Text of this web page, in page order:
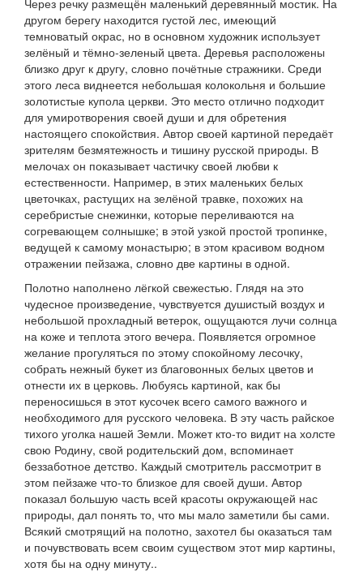
Через речку размещён маленький деревянный мостик. На
другом берегу находится густой лес, имеющий
темноватый окрас, но в основном художник использует
зелёный и тёмно-зеленый цвета. Деревья расположены
близко друг к другу, словно почётные стражники. Среди
этого леса виднеется небольшая колокольня и большие
золотистые купола церкви. Это место отлично подходит
для умиротворения своей души и для обретения
настоящего спокойствия. Автор своей картиной передаёт
зрителям безмятежность и тишину русской природы. В
мелочах он показывает частичку своей любви к
естественности. Например, в этих маленьких белых
цветочках, растущих на зелёной травке, похожих на
серебристые снежинки, которые переливаются на
согревающем солнышке; в этой узкой простой тропинке,
ведущей к самому монастырю; в этом красивом водном
отражении пейзажа, словно две картины в одной.
Полотно наполнено лёгкой свежестью. Глядя на это
чудесное произведение, чувствуется душистый воздух и
небольшой прохладный ветерок, ощущаются лучи солнца
на коже и теплота этого вечера. Появляется огромное
желание прогуляться по этому спокойному лесочку,
собрать нежный букет из благовонных белых цветов и
отнести их в церковь. Любуясь картиной, как бы
переносишься в этот кусочек всего самого важного и
необходимого для русского человека. В эту часть райское
тихого уголка нашей Земли. Может кто-то видит на холсте
свою Родину, свой родительский дом, вспоминает
беззаботное детство. Каждый смотритель рассмотрит в
этом пейзаже что-то близкое для своей души. Автор
показал большую часть всей красоты окружающей нас
природы, дал понять то, что мы мало заметили бы сами.
Всякий смотрящий на полотно, захотел бы оказаться там
и почувствовать всем своим существом этот мир картины,
хотя бы на одну минуту..